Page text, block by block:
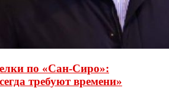
по «Сан-Сиро»:
требуют времени»